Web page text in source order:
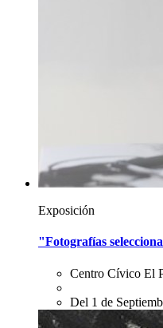
Exposición
"Fotografías
Centro Cívico El
Del 1 de